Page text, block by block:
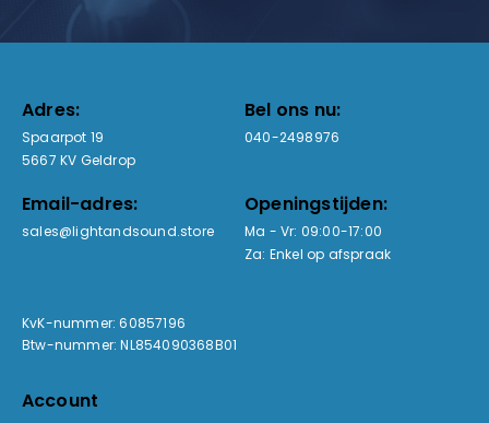
Adres:
Spaarpot 19
5667 KV Geldrop
Bel ons nu:
040-2498976
Email-adres:
sales@lightandsound.store
Openingstijden:
Ma - Vr: 09:00-17:00
Za: Enkel op afspraak
KvK-nummer: 60857196
Btw-nummer: NL854090368B01
Account